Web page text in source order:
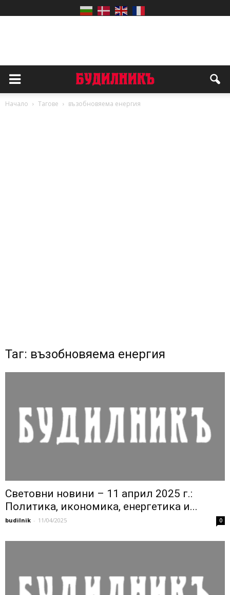
Начало Тагове възобновяема енергия
Таг: възобновяема енергия
Световни новини – 11 април 2025 г.:
Политика, икономика, енергетика и...
budilnik - 11/04/2025 0